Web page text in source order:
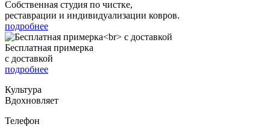
Собственная студия по чистке,
реставрации и индивидуализации ковров.
подробнее
Бесплатная примерка
с доставкой
подробнее
Культура
Вдохновляет
Телефон